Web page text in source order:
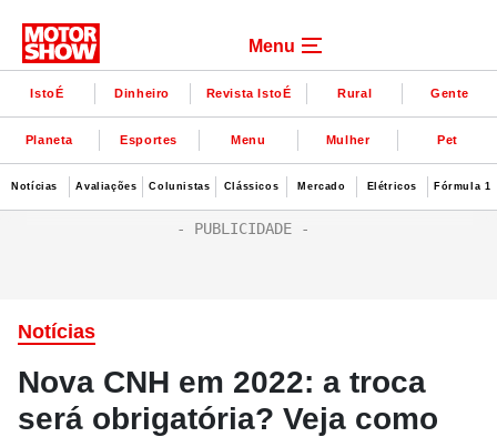
Menu
IstoÉ Dinheiro Revista IstoÉ Rural Gente
Planeta Esportes Menu Mulher Pet
Notícias Avaliações Colunistas Clássicos Mercado Elétricos Fórmula 1
Notícias
Nova CNH em 2022: a troca
será obrigatória? Veja como